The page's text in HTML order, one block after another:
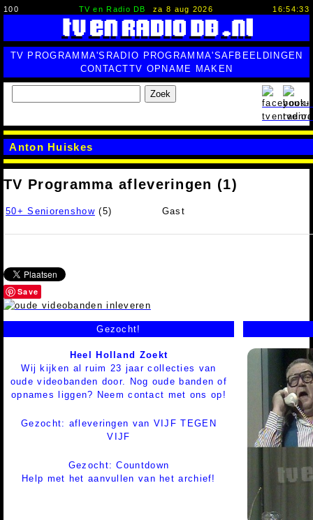
100 TV en Radio DB za 8 aug 2026 16:54:34
TV PROGRAMMA'S RADIO PROGRAMMA'SAFBEELDINGEN
CONTACTTV OPNAME MAKEN
Zoek
Anton Huiskes
TV Programma afleveringen (1)
50+ Seniorenshow(5) Gast
Save
Gezocht!
Heel Holland Zoekt
Wij kijken al ruim 23 jaar collecties van
oude videobanden door. Nog oude banden of
opnames liggen? Neem contact met ons op!
Gezocht: afleveringen van VIJF TEGEN
VIJF
Gezocht: Countdown
Help met het aanvullen van het archief!